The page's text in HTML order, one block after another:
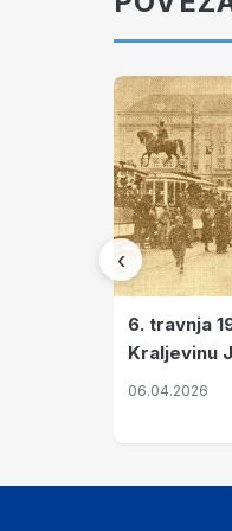
‹
6. travnja
Kraljevinu
nastale
06.04.2026